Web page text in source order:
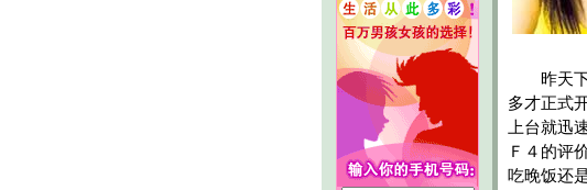
昨天下
多才正式
上台就迅
Ｆ４的评
吃晚饭还